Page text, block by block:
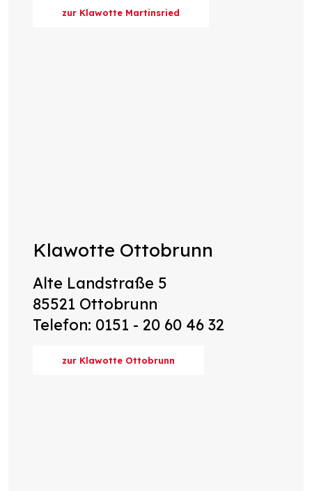
zur Klawotte Martinsried
Klawotte Ottobrunn
Alte Landstraße 5
85521 Ottobrunn
Telefon: 0151 - 20 60 46 32
zur Klawotte Ottobrunn